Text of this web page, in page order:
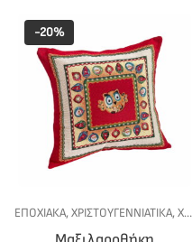
-20%
ΕΠΟΧΙΑΚΑ,ΧΡΙΣΤΟΥΓΕΝΝΙΆΤΙΚΑ,ΧΡΙΣΤΟΥΓΕΝΝΙΆΤΙΚΕΣ ΜΑΞΙΛΑΡΟΘΉΚΕΣ